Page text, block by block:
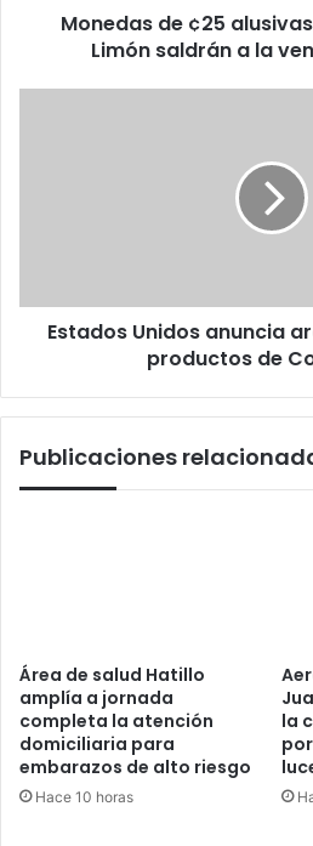
saldránMonedas de ¢25
Limón saldrán a la
de
CostaEstados Unidos anuncia
productos de
Publicaciones
Área de salud Hatillo
amplía a jornada
completa la atención
domiciliaria para
embarazos de alto riesgo
Hace 10 horas
la